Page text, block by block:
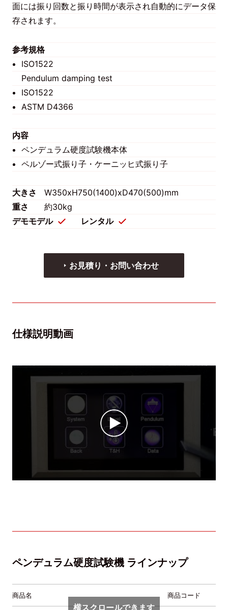
面には振り回数と振り時間が表示され自動的にデータ保
存されます。
参考規格
ISO1522
Pendulum damping test
ISO1522
ASTM D4366
内容
ペンデュラム硬度試験機本体
ペルゾー式振り子・ケーニッヒ式振り子
大きさ
W350xH750(1400)xD470(500)mm
重さ
約30kg
デモモデル
レンタル
お見積り・お問い合わせ
仕様説明動画
ペンデュラム硬度試験機 ラインナップ
商品名 商品コード
横スクロールできます